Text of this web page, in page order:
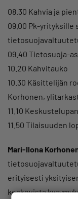
08.30 Kahvia ja
09.00 Pk-
09.40 Tietosuoja-
10.20 Kahvitauko
10.30 Käsittelijän
Korhonen,
11.10
11.50 Tilaisuuden
Mari-Ilona
erityisesti
koskevista